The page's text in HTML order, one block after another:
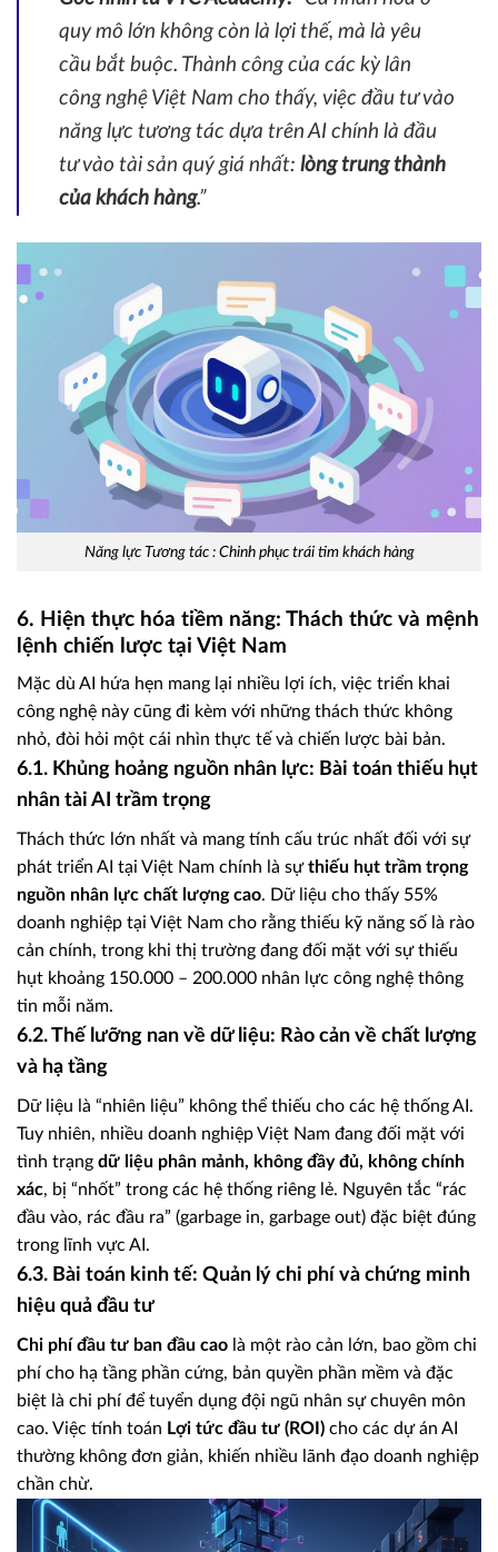
quy mô lớn không còn là lợi thế, mà là yêu
cầu bắt buộc. Thành công của các kỳ lân
công nghệ Việt Nam cho thấy, việc đầu tư vào
năng lực tương tác dựa trên AI chính là đầu
tư vào tài sản quý giá nhất: lòng trung thành
của khách hàng.”
Năng lực Tương tác : Chinh phục trái tim khách hàng
6. Hiện thực hóa tiềm năng: Thách thức và mệnh
lệnh chiến lược tại Việt Nam
Mặc dù AI hứa hẹn mang lại nhiều lợi ích, việc triển khai
công nghệ này cũng đi kèm với những thách thức không
nhỏ, đòi hỏi một cái nhìn thực tế và chiến lược bài bản.
6.1. Khủng hoảng nguồn nhân lực: Bài toán thiếu hụt
nhân tài AI trầm trọng
Thách thức lớn nhất và mang tính cấu trúc nhất đối với sự
phát triển AI tại Việt Nam chính là sựthiếu hụt trầm trọng
nguồn nhân lực chất lượng cao. Dữ liệu cho thấy 55%
doanh nghiệp tại Việt Nam cho rằng thiếu kỹ năng số là rào
cản chính, trong khi thị trường đang đối mặt với sự thiếu
hụt khoảng 150.000 – 200.000 nhân lực công nghệ thông
tin mỗi năm.
6.2. Thế lưỡng nan về dữ liệu: Rào cản về chất lượng
và hạ tầng
Dữ liệu là “nhiên liệu” không thể thiếu cho các hệ thống AI.
Tuy nhiên, nhiều doanh nghiệp Việt Nam đang đối mặt với
tình trạng dữ liệu phân mảnh, không đầy đủ, không chính
xác, bị “nhốt” trong các hệ thống riêng lẻ. Nguyên tắc “rác
đầu vào, rác đầu ra” (garbage in, garbage out) đặc biệt đúng
trong lĩnh vực AI.
6.3. Bài toán kinh tế: Quản lý chi phí và chứng minh
hiệu quả đầu tư
Chi phí đầu tư ban đầu cao là một rào cản lớn, bao gồm chi
phí cho hạ tầng phần cứng, bản quyền phần mềm và đặc
biệt là chi phí để tuyển dụng đội ngũ nhân sự chuyên môn
cao. Việc tính toán Lợi tức đầu tư (ROI) cho các dự án AI
thường không đơn giản, khiến nhiều lãnh đạo doanh nghiệp
chần chừ.